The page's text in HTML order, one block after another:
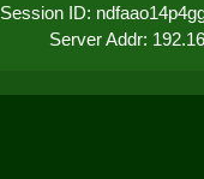
Session ID:
Server Addr: